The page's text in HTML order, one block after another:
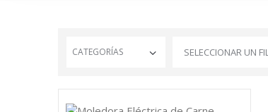
CATEGORÍAS